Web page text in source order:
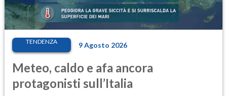
TENDENZA 9 Agosto 2026
Meteo, caldo e afa ancora
protagonisti sull’Italia